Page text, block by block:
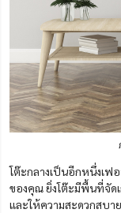
โต๊ะกลางเป็นอีกหนึ่งเฟ
ของคุณ ยิ่งโต๊ะมีพื้นที่จัดเ
และให้ความสะดวกสบา